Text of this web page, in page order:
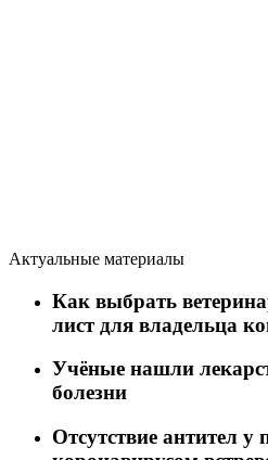
Актуальные материалы
Как выбрать
лист для владельца
Учёные нашли
болезни
Отсутствие антител у